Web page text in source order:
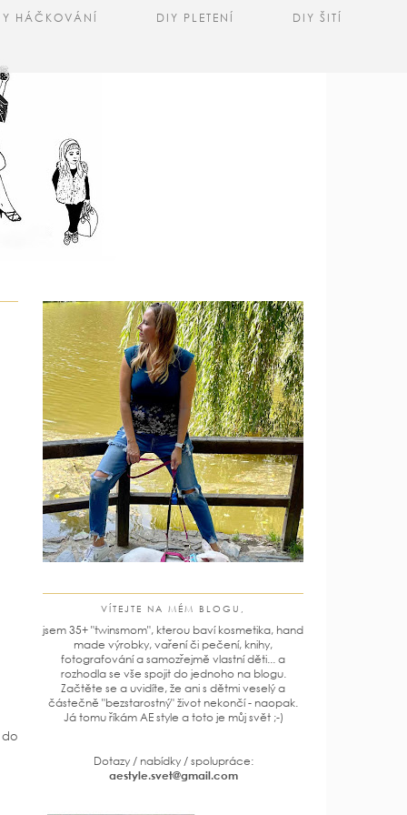
HÁČKOVÁNÍ DIY PLETENÍ DIY ŠITÍ
do
VÍTEJTE NA MÉM BLOGU,
jsem 35+ "twinsmom", kterou baví kosmetika, hand
made výrobky, vaření či pečení, knihy,
fotografování a samozřejmě vlastní děti... a
rozhodla se vše spojit do jednoho na blogu.
Začtěte se a uvidíte, že ani s dětmi veselý a
částečně "bezstarostný" život nekončí - naopak.
Já tomu říkám AE style a toto je můj svět ;-)
Dotazy / nabídky / spolupráce:
aestyle.svet@gmail.com